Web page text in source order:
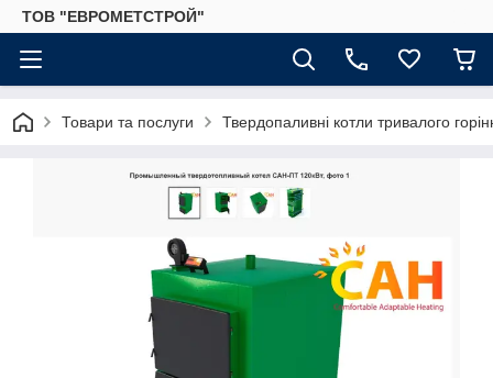
ТОВ "ЕВРОМЕТСТРОЙ"
Товари та послуги Твердопаливні котли тривалого